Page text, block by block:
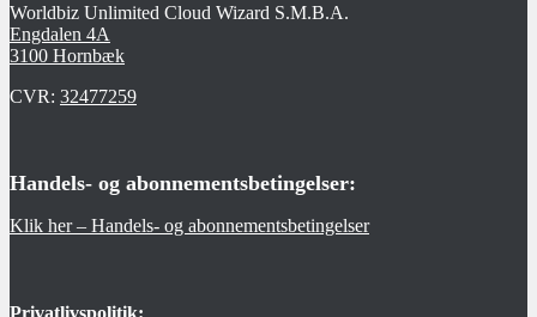
Worldbiz Unlimited Cloud Wizard S.M.B.A.
Engdalen 4A
3100 Hornbæk
CVR: 32477259
Handels- og abonnementsbetingelser:
Klik her – Handels- og abonnementsbetingelser
Privatlivspolitik: